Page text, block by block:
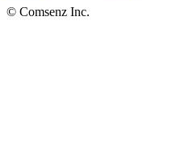
© Comsenz Inc.